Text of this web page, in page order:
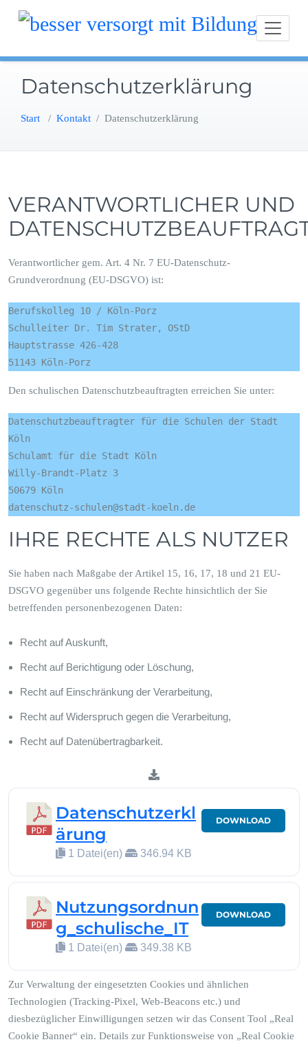
Zum
besser versorgt mit
Datenschutzerklärung
Start / Kontakt / Datenschutzerklärung
VERANTWORTLICHER UND
Verantwortlicher gem. Art. 4 Nr. 7 EU-Datenschutz-
Grundverordnung (EU-DSGVO) ist:
Berufskolleg 10 / Köln-Porz
Schulleiter Dr. Tim Strater, OStD
Hauptstrasse 426-428
51143 Köln-Porz
Den schulischen Datenschutzbeauftragten erreichen Sie unter:
Datenschutzbeauftragter für die Schulen der Stadt
Köln
Schulamt für die Stadt Köln
Willy-Brandt-Platz 3
50679 Köln
datenschutz-schulen@stadt-koeln.de
IHRE RECHTE ALS NUTZER
Sie haben nach Maßgabe der Artikel 15, 16, 17, 18 und 21 EU-
DSGVO gegenüber uns folgende Rechte hinsichtlich der Sie
betreffenden personenbezogenen Daten:
Recht auf Auskunft,
Recht auf Berichtigung oder Löschung,
Recht auf Einschränkung der Verarbeitung,
Recht auf Widerspruch gegen die Verarbeitung,
Recht auf Datenübertragbarkeit.
Datenschutzerkl
ärung
1 Datei(en) 346.94 KB
DOWNLOAD
Nutzungsordnun
g_schulische_IT
1 Datei(en) 349.38 KB
DOWNLOAD
Zur Verwaltung der eingesetzten Cookies und ähnlichen
Technologien (Tracking-Pixel, Web-Beacons etc.) und
diesbezüglicher Einwilligungen setzen wir das Consent Tool „Real
Cookie Banner“ ein. Details zur Funktionsweise von „Real Cookie